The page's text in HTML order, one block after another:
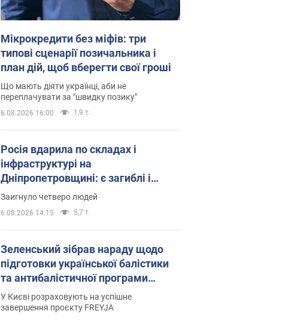
Мікрокредити без міфів: три
типові сценарії позичальника і
план дій, щоб вберегти свої гроші
Що мають діяти українці, аби не
переплачувати за "швидку позику"
6.08.2026 16:00 1,9 т.
Росія вдарила по складах і
інфраструктурі на
Дніпропетровщині: є загиблі і
поранені. Фото
Заигнуло четверо людей
6.08.2026 14:15 5,7 т.
Зеленський зібрав нараду щодо
підготовки української балістики
та антибалістичної програми
FREYJA: які рішення готуються
У Києві розраховують на успішне
завершення проєкту FREYJA